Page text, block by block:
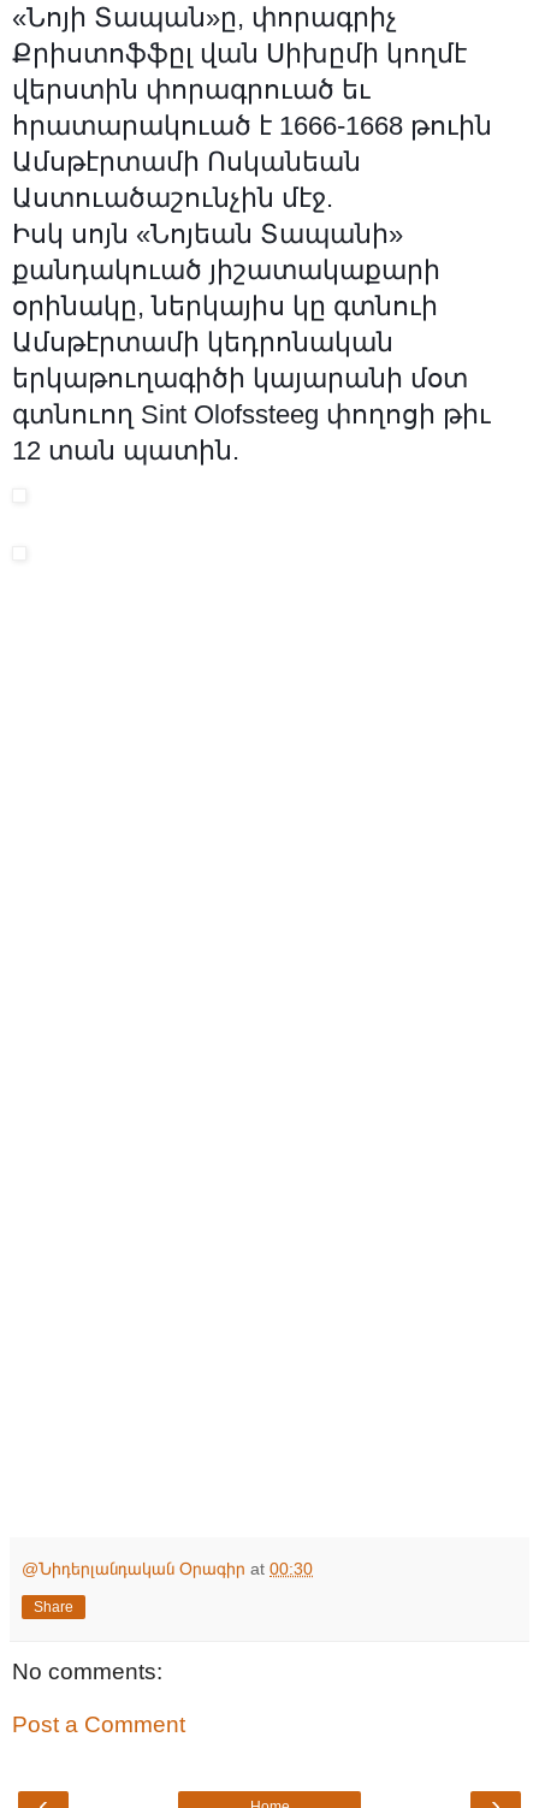
«Նոյի Տապան»ը, փորագրիչ
Քրիստոֆֆըլ վան Սիխըմի կողմէ
վերստին փորագրուած եւ
հրատարակուած է 1666-1668 թուին
Ամսթէրտամի Ոսկանեան
Աստուածաշունչին մէջ.
Իսկ սոյն «Նոյեան Տապանի»
քանդակուած յիշատակաքարի
օրինակը, ներկայիս կը գտնուի
Ամսթէրտամի կեդրոնական
երկաթուղագիծի կայարանի մօտ
գտնուող Sint Olofssteeg փողոցի թիւ
12 տան պատին.
@Նիդերլանդական Օրագիր at 00:30
Share
No comments:
Post a Comment